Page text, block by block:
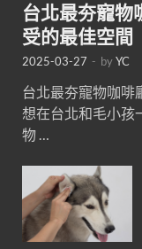
台北最夯寵物
受的最佳空間
2025-03-27 - byYC
台北最夯寵物咖啡
想在台北和毛小孩
物 …